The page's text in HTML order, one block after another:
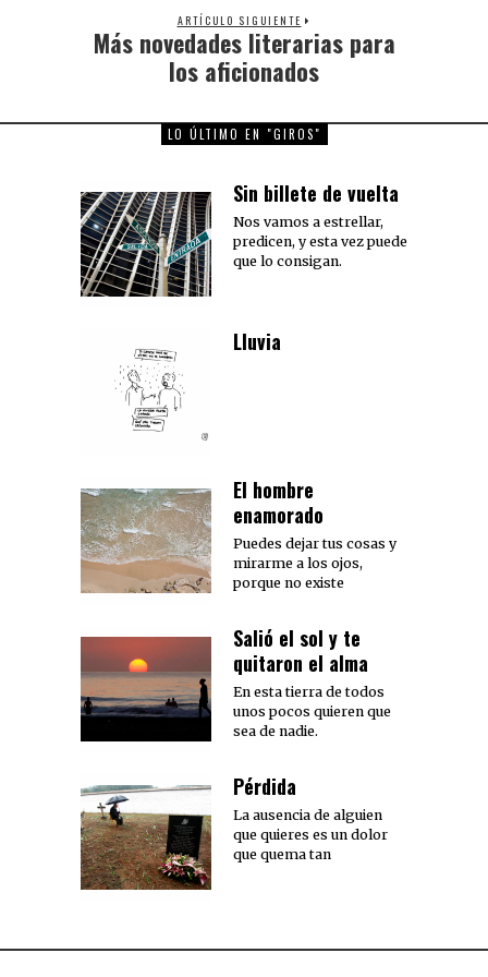
ARTÍCULO SIGUIENTE
Next
post:
Más novedades literarias para
los aficionados
LO ÚLTIMO EN "GIROS"
Sin billete de vuelta
Nos vamos a estrellar,
predicen, y esta vez puede
que lo consigan.
Lluvia
El hombre
enamorado
Puedes dejar tus cosas y
mirarme a los ojos,
porque no existe
Salió el sol y te
quitaron el alma
En esta tierra de todos
unos pocos quieren que
sea de nadie.
Pérdida
La ausencia de alguien
que quieres es un dolor
que quema tan